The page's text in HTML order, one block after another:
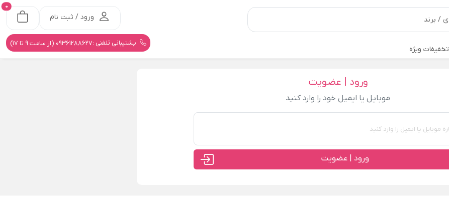
ورود / ثبت نام
0
پشتیبانی تلفنی :09361288627 (از ساعت 9 تا 17)
تخفیفات ویژه
ورود | عضویت
موبایل یا ایمیل خود را وارد کنید
ورود | عضویت